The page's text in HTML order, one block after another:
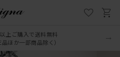
上ご購入で送料無料
品ほか一部商品除く）